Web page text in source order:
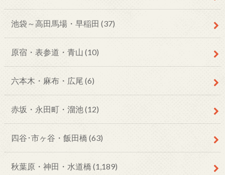
池袋～高田馬場・早稲田 (37)
原宿・表参道・青山 (10)
六本木・麻布・広尾 (6)
赤坂・永田町・溜池(12)
四谷･市ヶ谷・飯田橋 (63)
秋葉原・神田・水道橋 (1,189)